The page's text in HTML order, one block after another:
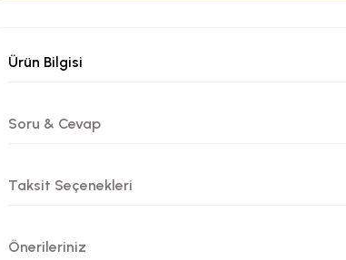
Ürün Bilgisi
Soru & Cevap
Taksit Seçenekleri
Önerileriniz